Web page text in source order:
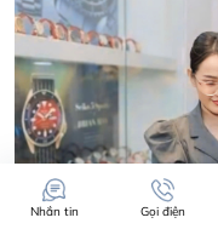
CẢM ƠN QUÝ
HWATCH CHUYÊN
LOẠI ĐỒNG HỒ
LOẠI ĐỒNG HỒ
Nhắn tin Gọi điện